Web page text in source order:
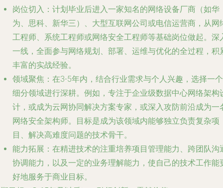
岗位切入 ：计划毕业后进入一家知名的网络设备厂商（如华
为、思科、新华三）、大型互联网公司或电信运营商，从网
工程师、系统工程师或网络安全工程师等基础岗位做起。深
一线，全面参与网络规划、部署、运维与优化的全过程，积
丰富的实战经验。
领域聚焦 ：在3-5年内，结合行业需求与个人兴趣，选择一个
细分领域进行深耕。例如，专注于企业级数据中心网络架构
计，或成为云网协同解决方案专家，或深入攻防前沿成为一
网络安全架构师。目标是成为该领域内能够独立负责复杂项
目、解决高难度问题的技术骨干。
能力拓展 ：在精进技术的注重培养项目管理能力、跨团队沟
协调能力，以及一定的业务理解能力，使自己的技术工作能
好地服务于商业目标。